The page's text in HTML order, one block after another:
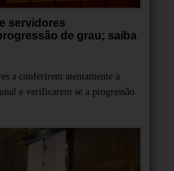
servidores
de grau; saiba
a conferirem atentamente a
e verificarem se a progressão